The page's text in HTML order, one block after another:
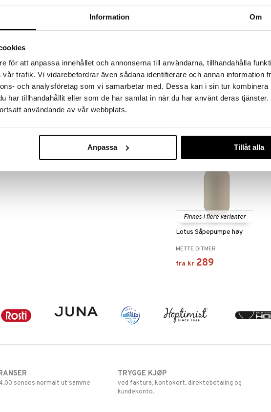
Information Om
för att anpassa innehållet och annonserna till användarna, tillhandahålla
trafik. Vi vidarebefordrar även sådana identifierare och annan information
och analysföretag som vi samarbetar med. Dessa kan i sin tur kombinera
har tillhandahållit eller som de har samlat in när du har använt deras tjänster.
användande av vår webbplats.
Anpassa Tillåt alla
fylles varehuset med fantastiske utsalgspriser på
produkter.
»
og funksjonelle Citadel pedalbøtte. Bøtten har
hendene og unngår kontakt med bakterier og
og beveger seg mykt og stille.
og designet med fokus på holdbarhet og
Finnes i flere varianter
Såpepumpe Nova One
ZONE DENMARK
Finnes i flere varianter
Lotus Såpepumpe høy
METTE DITMER
fra kr 289
sendes normalt ut samme
TRYGGE KJØP
ved faktura, kontokort, direktebetaling og
kundekonto.